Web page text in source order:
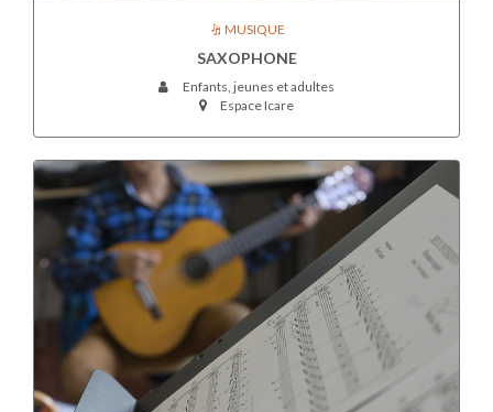
MUSIQUE
SAXOPHONE
Enfants, jeunes et adultes
Espace Icare